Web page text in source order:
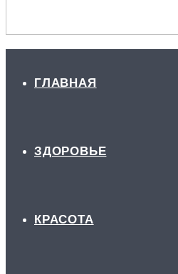
ГЛАВНАЯ
ЗДОРОВЬЕ
КРАСОТА